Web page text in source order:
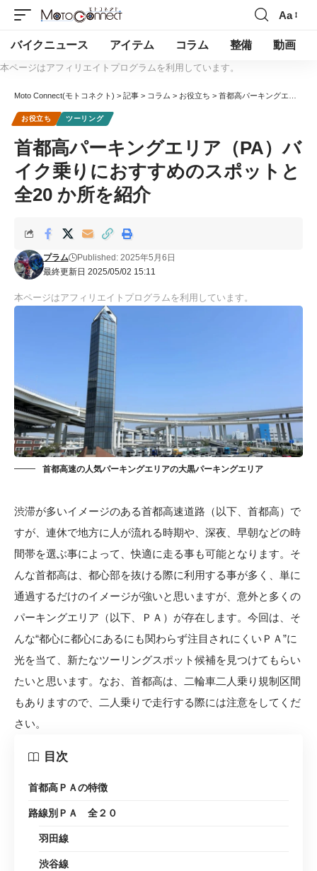
Aa
バイクニュース アイテム コラム 整備 動画
本ページはアフィリエイトプログラムを利用しています。
Moto Connect(モトコネクト) > 記事 > コラム > お役立ち > 首都高パーキングエリア（PA）バイク乗りにおすすめのスポットと全20 か所を紹介
お役立ち ツーリング
首都高パーキングエリア（PA）バ
イク乗りにおすすめのスポットと
全20 か所を紹介
最終更新日 2025/05/02 15:11
プラム Published: 2025年5月6日
本ページはアフィリエイトプログラムを利用しています。
首都高速の人気パーキングエリアの大黒パーキングエリア
渋滞が多いイメージのある首都高速道路（以下、首都高）で
すが、連休で地方に人が流れる時期や、深夜、早朝などの時
間帯を選ぶ事によって、快適に走る事も可能となります。そ
んな首都高は、都心部を抜ける際に利用する事が多く、単に
通過するだけのイメージが強いと思いますが、意外と多くの
パーキングエリア（以下、ＰＡ）が存在します。今回は、そ
んな“都心に都心にあるにも関わらず注目されにくいＰＡ”に
光を当て、新たなツーリングスポット候補を見つけてもらい
たいと思います。なお、首都高は、二輪車二人乗り規制区間
もありますので、二人乗りで走行する際には注意をしてくだ
さい。
目次
首都高ＰＡの特徴
路線別ＰＡ 全２０
羽田線
渋谷線